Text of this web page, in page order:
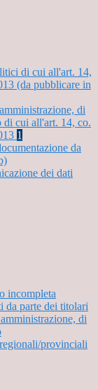
di cui all'art. 14,
(da pubblicare in
di
di cui all'art. 14, co.
1
da
dei dati
incompleta
da parte dei titolari
di
provinciali